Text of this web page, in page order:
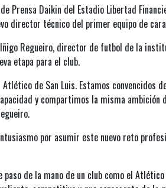
Prensa Daikin del Estadio Libertad
director técnico del primer equipo de
Regueiro, director de futbol de la
etapa para el club.
Atlético de San Luis. Estamos convencidos
y compartimos la misma ambición
por asumir este nuevo reto
de la mano de un club como el